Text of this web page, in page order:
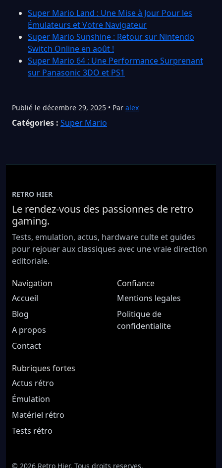
Super Mario Land : Une Mise à Jour Pour les
Émulateurs et Votre Navigateur
Super Mario Sunshine : Retour sur Nintendo
Switch Online en août !
Super Mario 64 : Une Performance Surprenant
sur Panasonic 3DO et PS1
Publié le décembre 29, 2025 • Par alex
Catégories : Super Mario
RETRO HIER
Le rendez-vous des passionnes de retro
gaming.
Tests, emulation, actus, hardware culte et guides
pour rejouer aux classiques avec une vraie direction
editoriale.
Navigation
Accueil
Blog
A propos
Contact
Confiance
Mentions legales
Politique de
confidentialite
Rubriques fortes
Actus rétro
Émulation
Matériel rétro
Tests rétro
© 2026 Retro Hier. Tous droits reserves.